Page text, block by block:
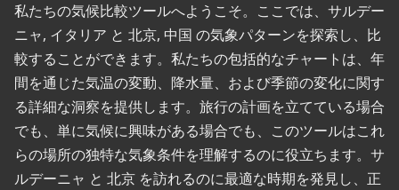
私たちの気候比較ツールへようこそ。ここでは、サルデー
ニャ, イタリア と 北京, 中国 の気象パターンを探索し、比
較することができます。私たちの包括的なチャートは、年
間を通じた気温の変動、降水量、および季節の変化に関す
る詳細な洞察を提供します。旅行の計画を立てている場合
でも、単に気候に興味がある場合でも、このツールはこれ
らの場所の独特な気象条件を理解するのに役立ちます。サ
ルデーニャ と 北京 を訪れるのに最適な時期を発見し、正